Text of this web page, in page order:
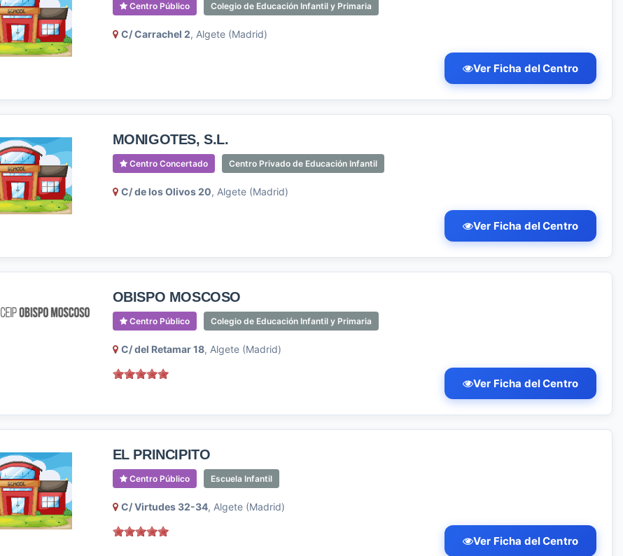
Centro Público Colegio de Educación Infantil y Primaria
C/ Carrachel 2, Algete (Madrid)
Ver Ficha del Centro
MONIGOTES, S.L.
Centro Concertado Centro Privado de Educación Infantil
C/ de los Olivos 20, Algete (Madrid)
Ver Ficha del Centro
OBISPO MOSCOSO
Centro Público Colegio de Educación Infantil y Primaria
C/ del Retamar 18, Algete (Madrid)
Ver Ficha del Centro
EL PRINCIPITO
Centro Público Escuela Infantil
C/ Virtudes 32-34, Algete (Madrid)
Ver Ficha del Centro